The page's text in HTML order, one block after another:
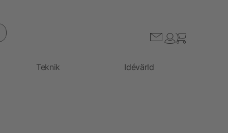
Teknik Idévärld